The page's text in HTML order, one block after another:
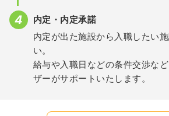
内定・内定承諾
内定が出た施設から入職したい
い。
給与や入職日などの条件交渉な
ザーがサポートいたします。